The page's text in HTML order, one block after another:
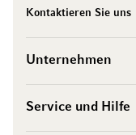
Kontaktieren Sie uns
Unternehmen
Service und Hilfe